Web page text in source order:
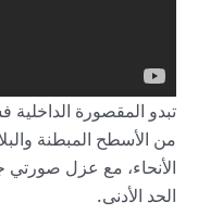
تبدو المقصورة
من الأسطح المبطنة
الأنحاء، مع عزل صورتي
الحد الأدنى.